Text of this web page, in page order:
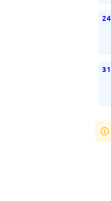
24
31